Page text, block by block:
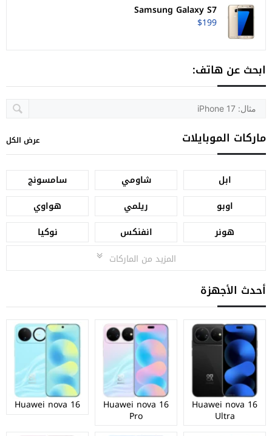
Samsung Galaxy S7
$199
ابحث عن هاتف:
ماركات الموبايلات عرض الكل
ابل شاومي
سامسونج
اوبو
ريلمي
هواوي
هونر
انفنكس
نوكيا
المزيد من الماركات
أحدث الأجهزة
Huawei nova 16
Ultra
Huawei nova 16
Pro
Huawei nova 16